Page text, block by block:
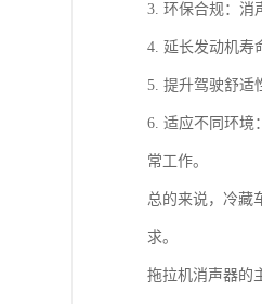
3. 环保合规：消
4. 延长发动机寿
5. 提升驾驶舒适
6. 适应不同环境
常工作。
总的来说，冷藏
求。
拖拉机消声器的